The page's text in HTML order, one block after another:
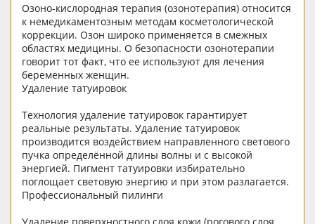
Озоно-кислородная терапия (озонотерапия) относится
к немедикаментозным методам косметологической
коррекции. Озон широко применяется в смежных
областях медицины. О безопасности озонотерапии
говорит тот факт, что ее используют для лечения
беременных женщин.
Удаление татуировок
Технология удаление татуировок гарантирует
реальные результаты. Удаление татуировок
производится воздействием направленного светового
пучка определённой длины волны и с высокой
энергией. Пигмент татуировки избирательно
поглощает световую энергию и при этом разлагается.
Профессиональный пилинги